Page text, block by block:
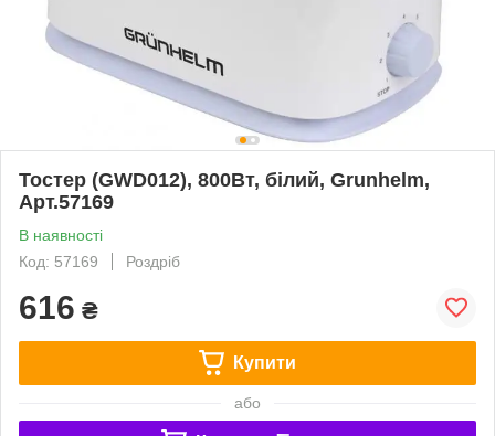
Тостер (GWD012), 800Вт, білий, Grunhelm,
Арт.57169
В наявності
Код: 57169
Роздріб
616 ₴
Купити
або